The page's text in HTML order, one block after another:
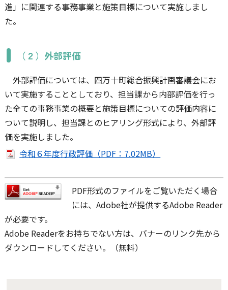
進」に関連する事務事業と施策目標について実施しまし
た。
（２）外部評価
外部評価については、四万十町総合振興計画審議会にお
いて実施することとしており、担当課から内部評価を行っ
た全ての事務事業の概要と施策目標についての評価内容に
ついて説明し、担当課とのヒアリング形式により、外部評
価を実施しました。
令和６年度行政評価（PDF：7.02MB）
PDF形式のファイルをご覧いただく場合
には、Adobe社が提供するAdobe Reader
が必要です。
Adobe Readerをお持ちでない方は、バナーのリンク先から
ダウンロードしてください。（無料）